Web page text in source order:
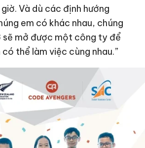
Và dù các định hướng
em có khác nhau, chúng
sẽ mở được một công ty để
thể làm việc cùng nhau.”